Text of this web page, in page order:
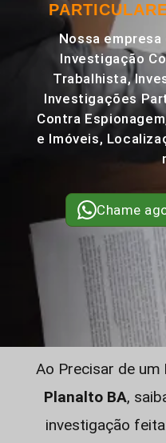
Nossa
Investigação
Trabalhista,
Investigações
Contra
e Imóveis,
Chame
Ao Precisar de um
Planalto BA,
investigação